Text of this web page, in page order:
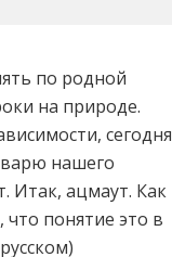
по родной
на природе.
сегодня
нашего
Итак, ацмаут. Как
что понятие это в